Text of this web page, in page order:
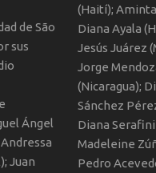
de São
sus
Ángel
Juan
(Haití);
Diana Ayala
Jesús Juárez
Jorge
(Nicaragua);
Sánchez
Diana Serafini
Madeleine
Pedro